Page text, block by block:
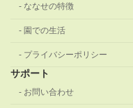
ななせの特徴
園での生活
プライバシーポリシー
サポート
お問い合わせ